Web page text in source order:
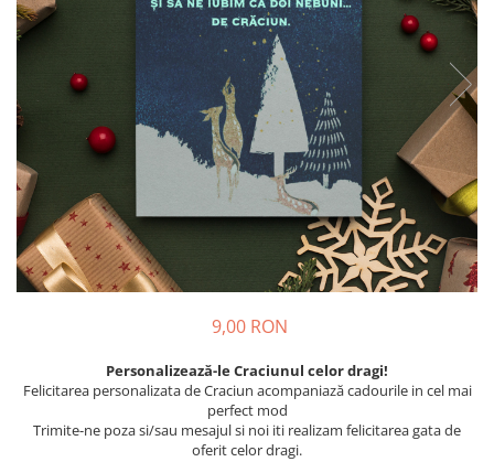
Tricouri Diverse
Tricouri Azi esti Tanar si maine...
Tricouri Motivationale
Tricouri Mamici
Tricouri Pensionari
Tricouri Animalute
Tricouri Stari
Tricouri Gameri
Tricouri Mesaje Virale
Tricouri Copii
9,00 RON
Personalizează-le Craciunul celor dragi!
Felicitarea personalizata de Craciun acompaniază cadourile in cel mai
perfect mod
Trimite-ne poza si/sau mesajul si noi iti realizam felicitarea gata de
oferit celor dragi.